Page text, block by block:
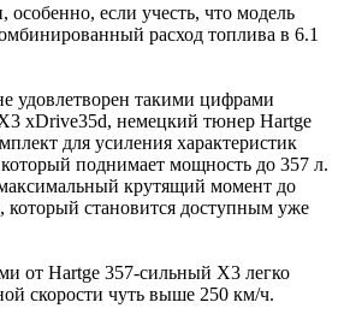
особенно, если учесть, что модель
расход топлива в 6.1
удовлетворен такими цифрами
xDrive35d, немецкий тюнер Hartge
для усиления характеристик
поднимает мощность до 357 л.
крутящий момент до
который становится доступным уже
от Hartge 357-сильный X3 легко
скорости чуть выше 250 км/ч.